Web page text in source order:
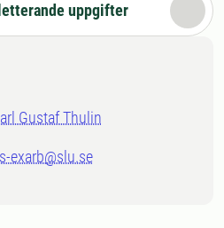
uppgifter
Gustaf Thulin
exarb@slu.se